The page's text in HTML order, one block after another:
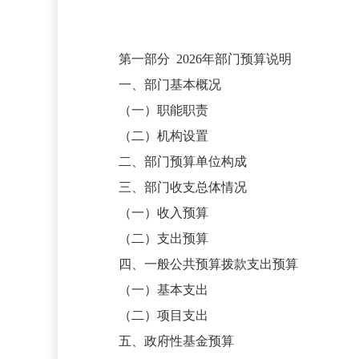
第一部分 2026年部门预算说明
一、部门基本概况
（一）职能职责
（二）机构设置
二、部门预算单位构成
三、部门收支总体情况
（一）收入预算
（二）支出预算
四、一般公共预算拨款支出预算
（一）基本支出
（二）项目支出
五、政府性基金预算